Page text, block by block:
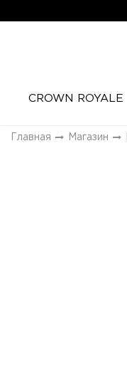
CROWN ROYALE
Главная Магазин